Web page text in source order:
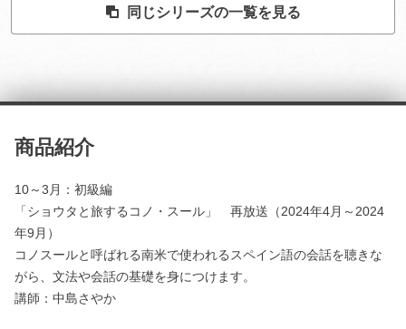
同じシリーズの一覧を見る
商品紹介
10～3月：初級編
「ショウタと旅するコノ・スール」 再放送（2024年4月～2024
年9月）
コノスールと呼ばれる南米で使われるスペイン語の会話を聴きな
がら、文法や会話の基礎を身につけます。
講師：中島さやか